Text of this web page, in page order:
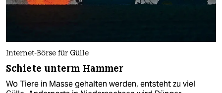
Internet-Börse für Gülle
Schiete unterm Hammer
Wo Tiere in Masse gehalten werden, entsteht zu viel